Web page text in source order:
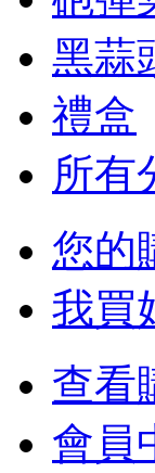
黑蒜
禮盒
所有
您的
我買
查看
會員